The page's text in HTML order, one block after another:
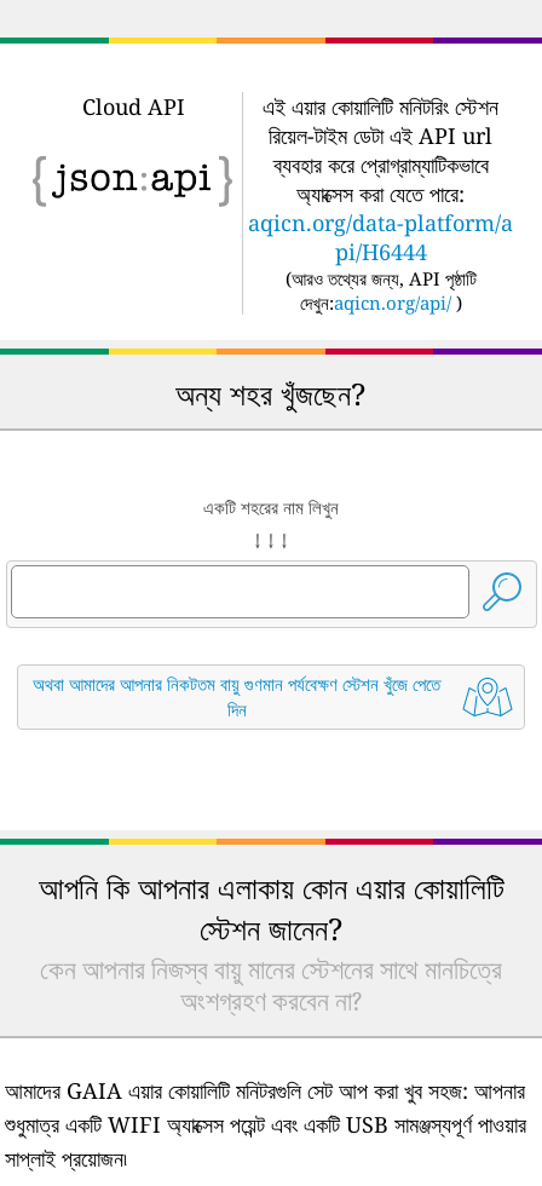
Cloud API
এই এয়ার কোয়ালিটি মনিটরিং স্টেশন
রিয়েল-টাইম ডেটা এই API url
ব্যবহার করে প্রোগ্রাম্যাটিকভাবে
অ্যাক্সেস করা যেতে পারে:
aqicn.org/data-platform/a
pi/H6444
(আরও তথ্যের জন্য, API পৃষ্ঠাটি
দেখুন:aqicn.org/api/ )
অন্য শহর খুঁজছেন?
একটি শহরের নাম লিখুন
↓ ↓ ↓
অথবা আমাদের আপনার নিকটতম বায়ু গুণমান পর্যবেক্ষণ স্টেশন খুঁজে পেতে
দিন
আপনি কি আপনার এলাকায় কোন এয়ার কোয়ালিটি
স্টেশন জানেন?
কেন আপনার নিজস্ব বায়ু মানের স্টেশনের সাথে মানচিত্রে
অংশগ্রহণ করবেন না?
আমাদের GAIA এয়ার কোয়ালিটি মনিটরগুলি সেট আপ করা খুব সহজ: আপনার
শুধুমাত্র একটি WIFI অ্যাক্সেস পয়েন্ট এবং একটি USB সামঞ্জস্যপূর্ণ পাওয়ার
সাপ্লাই প্রয়োজন৷